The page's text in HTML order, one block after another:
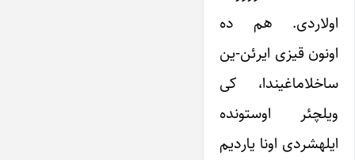
اولاردی. هم ده
اونون قیزی ایرئن-ین
ساخلاماغیندا، کی
ویلچئر اوستونده
ایله­شردی اونا یاردیم